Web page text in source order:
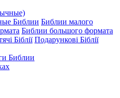
Библии Библии малого
Библии большого формата
Біблії Подарункові Біблії
Библии